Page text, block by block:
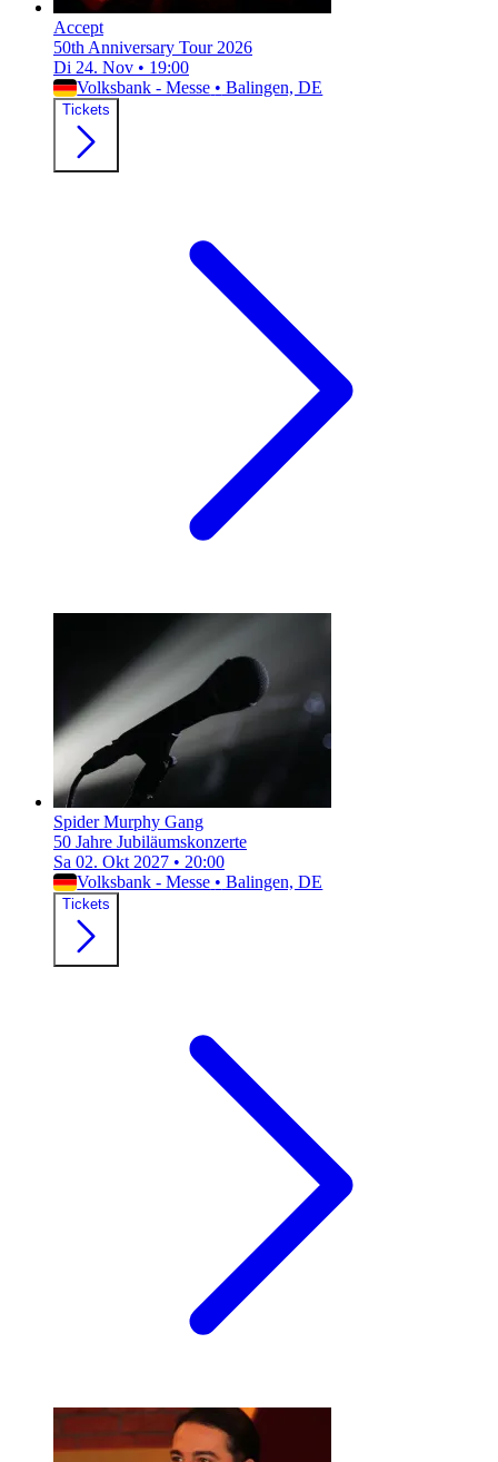
Accept
50th Anniversary Tour 2026
Di 24. Nov • 19:00
Volksbank - Messe • Balingen, DE
Tickets
Spider Murphy Gang
50 Jahre Jubiläumskonzerte
Sa 02. Okt 2027 • 20:00
Volksbank - Messe • Balingen, DE
Tickets